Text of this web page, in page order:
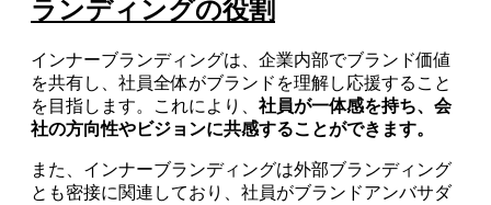
ランディングの役割
インナーブランディングは、企業内部でブランド価値
を共有し、社員全体がブランドを理解し応援すること
を目指します。これにより、 社員が一体感を持ち、会
社の方向性やビジョンに共感することができます。
また、インナーブランディングは外部ブランディング
とも密接に関連しており、社員がブランドアンバサダ